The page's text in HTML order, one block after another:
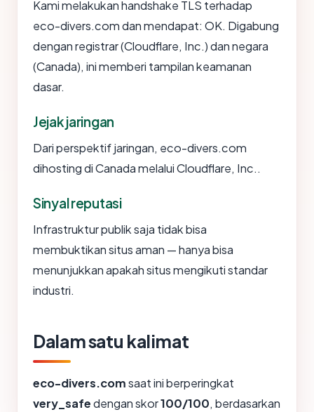
Kami melakukan handshake TLS terhadap
eco-divers.com dan mendapat: OK. Digabung
dengan registrar (Cloudflare, Inc.) dan negara
(Canada), ini memberi tampilan keamanan
dasar.
Jejak jaringan
Dari perspektif jaringan, eco-divers.com
dihosting di Canada melalui Cloudflare, Inc..
Sinyal reputasi
Infrastruktur publik saja tidak bisa
membuktikan situs aman — hanya bisa
menunjukkan apakah situs mengikuti standar
industri.
Dalam satu kalimat
eco-divers.comsaat ini berperingkat
very_safedengan skor100/100, berdasarkan